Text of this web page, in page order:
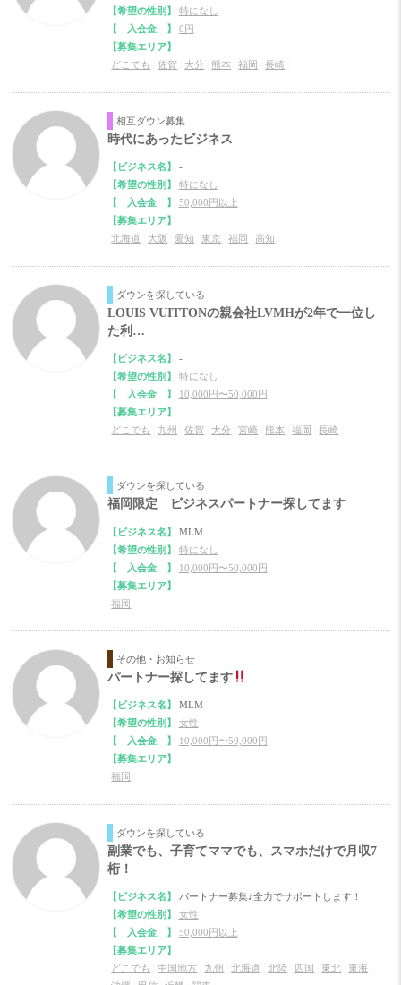
【希望の性別】
特になし
【 入会金 】
0円
【募集エリア】
どこでも
|佐賀 大分 熊本 |福岡 |長崎
相互ダウン募集
時代にあったビジネス
【ビジネス名】
-
【希望の性別】
特になし
【 入会金 】
50,000円以上
【募集エリア】
北海道
大阪 |愛知 |東京 |福岡 高知
ダウンを探している
LOUIS VUITTONの親会社LVMHが2年で一位し
た利…
【ビジネス名】
-
【希望の性別】
特になし
【 入会金 】
10,000円〜50,000円
【募集エリア】
どこでも
九州 |佐賀 大分 |宮崎 熊本 |福岡 |長崎
ダウンを探している
福岡限定 ビジネスパートナー探してます
【ビジネス名】
MLM
【希望の性別】
特になし
【 入会金 】
10,000円〜50,000円
【募集エリア】
福岡
その他・お知らせ
パートナー探してます
【ビジネス名】
MLM
【希望の性別】
女性
【 入会金 】
10,000円〜50,000円
【募集エリア】
福岡
ダウンを探している
副業でも、子育てママでも、スマホだけで月収7
桁！
【ビジネス名】
パートナー募集♪全力でサポートします！
【希望の性別】
女性
【 入会金 】
50,000円以上
【募集エリア】
どこでも
|中国地方 九州 |北海道 |北陸 四国 |東北 |東海